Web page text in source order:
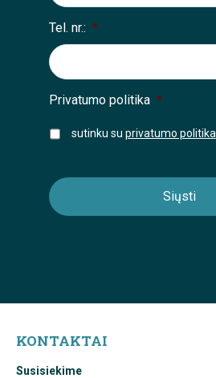
Tel. nr.: *
Privatumo politika *
sutinku su privatumo politika
KONTAKTAI
Susisiekime